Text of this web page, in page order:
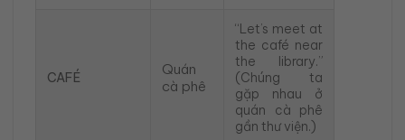
CAFÉ
Quán
cà phê
“Let’s meet at
the café near
the library.”
(Chúng ta
gặp nhau ở
quán cà phê
gần thư viện.)